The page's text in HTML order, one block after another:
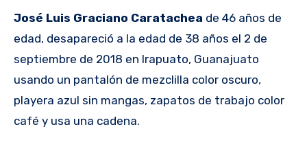
José Luis Graciano Caratachea de 46 años de
edad, desapareció a la edad de 38 años el 2 de
septiembre de 2018 en Irapuato, Guanajuato
usando un pantalón de mezclilla color oscuro,
playera azul sin mangas, zapatos de trabajo color
café y usa una cadena.